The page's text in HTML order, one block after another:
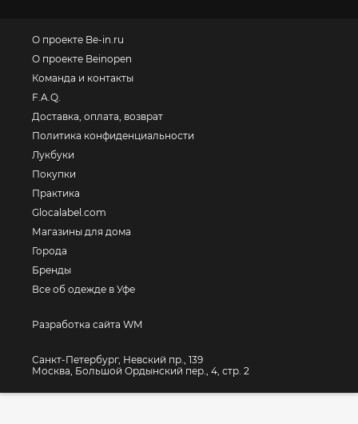
О проекте Be-in.ru
О проекте Beinopen
Команда и контакты
F.A.Q.
Доставка, оплата, возврат
Политика конфиденциальности
Лукбуки
Покупки
Практика
Glocalabel.com
Магазины для дома
Города
Бренды
Все об одежде в Уфе
Разработка сайта WM
Санкт-Петербург, Невский пр., 139
Москва, Большой Ордынский пер., 4, стр. 2